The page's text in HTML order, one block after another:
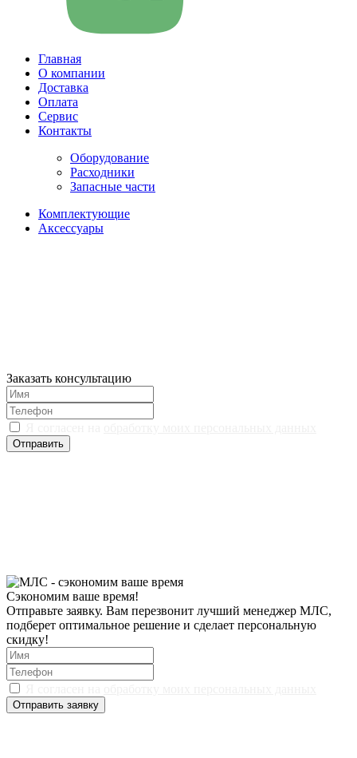
Главная
О компании
Доставка
Оплата
Сервис
Контакты
Оборудование
Расходники
Запасные части
Комплектующие
Аксессуары
Заказать консультацию
Отправить
Сэкономим ваше время!
Отправьте заявку. Вам перезвонит лучший менеджер МЛС,
подберет оптимальное решение и сделает персональную
скидку!
Отправить заявку